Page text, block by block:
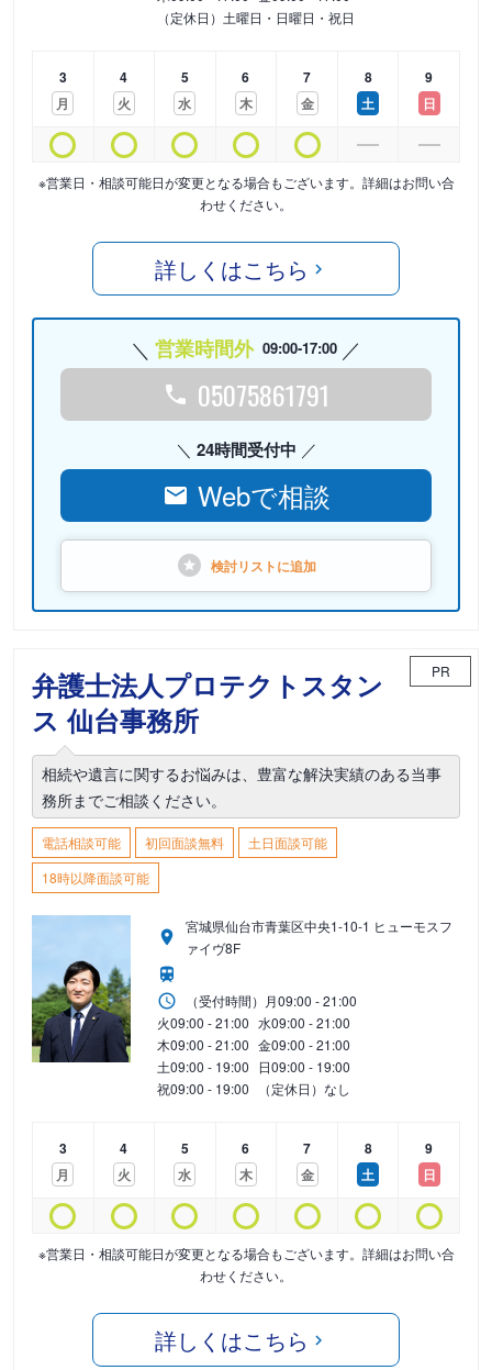
（定休日）土曜日・日曜日・祝日
3
月
4
火
5
水
6
木
7
金
8
土
9
日
※営業日・相談可能日が変更となる場合もございます。詳細はお問い合
わせください。
詳しくはこちら
営業時間外 09:00-17:00
05075861791
24時間受付中
Webで相談
検討リストに追加
弁護士法人プロテクトスタン
ス 仙台事務所
PR
相続や遺言に関するお悩みは、豊富な解決実績のある当事
務所までご相談ください。
電話相談可能 初回面談無料
土日面談可能
18時以降面談可能
宮城県仙台市青葉区中央1-10-1 ヒューモスフ
ァイヴ8F
（受付時間） 月09:00 - 21:00
火09:00 - 21:00 水09:00 - 21:00
木09:00 - 21:00 金09:00 - 21:00
土09:00 - 19:00 日09:00 - 19:00
祝09:00 - 19:00 （定休日）なし
3
月
4
火
5
水
6
木
7
金
8
土
9
日
※営業日・相談可能日が変更となる場合もございます。詳細はお問い合
わせください。
詳しくはこちら